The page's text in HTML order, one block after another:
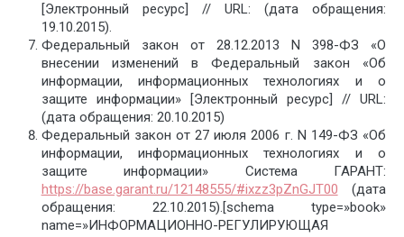
[Электронный ресурс] // URL: (дата обращения:
19.10.2015).
Федеральный закон от 28.12.2013 N 398-ФЗ «О
внесении изменений в Федеральный закон «Об
информации, информационных технологиях и о
защите информации» [Электронный ресурс] // URL:
(дата обращения: 20.10.2015)
Федеральный закон от 27 июля 2006 г. N 149-ФЗ «Об
информации, информационных технологиях и о
защите информации» Система ГАРАНТ:
https://base.garant.ru/12148555/#ixzz3pZnGJT00 (дата
обращения: 22.10.2015).[schema type=»book»
name=»ИНФОРМАЦИОННО-РЕГУЛИРУЮЩАЯ